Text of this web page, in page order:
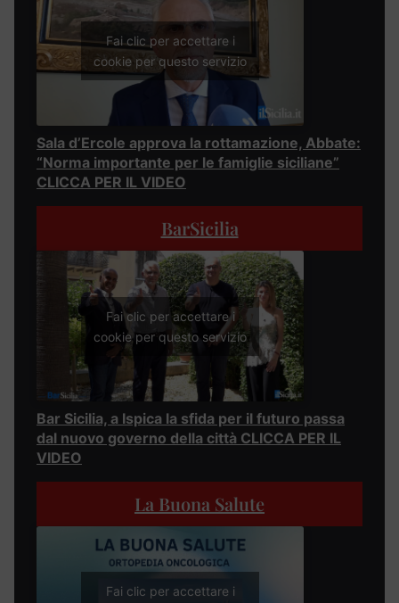
Fai clic per accettare i
cookie per questo servizio
Sala d’Ercole approva la rottamazione, Abbate:
“Norma importante per le famiglie siciliane”
CLICCA PER IL VIDEO
BarSicilia
Fai clic per accettare i
cookie per questo servizio
Bar Sicilia, a Ispica la sfida per il futuro passa
dal nuovo governo della città CLICCA PER IL
VIDEO
La Buona Salute
Fai clic per accettare i